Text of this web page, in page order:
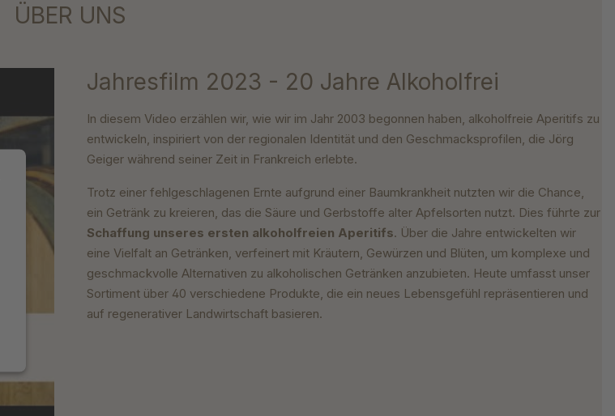
ÜBER UNS
Jahresfilm 2023 - 20 Jahre Alkoholfrei
In diesem Video erzählen wir, wie wir im Jahr 2003 begonnen haben, alkoholfreie Aperitifs zu
entwickeln, inspiriert von der regionalen Identität und den Geschmacksprofilen, die Jörg
Geiger während seiner Zeit in Frankreich erlebte.
Trotz einer fehlgeschlagenen Ernte aufgrund einer Baumkrankheit nutzten wir die Chance,
ein Getränk zu kreieren, das die Säure und Gerbstoffe alter Apfelsorten nutzt. Dies führte zur
Schaffung unseres ersten alkoholfreien Aperitifs. Über die Jahre entwickelten wir
eine Vielfalt an Getränken, verfeinert mit Kräutern, Gewürzen und Blüten, um komplexe und
geschmackvolle Alternativen zu alkoholischen Getränken anzubieten. Heute umfasst unser
Sortiment über 40 verschiedene Produkte, die ein neues Lebensgefühl repräsentieren und
auf regenerativer Landwirtschaft basieren.